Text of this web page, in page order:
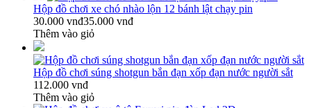
Hộp đồ chơi xe chó nhào lộn 12 bánh lật chạy pin
30.000 vnđ35.000 vnđ
Thêm vào giỏ
Hộp đồ chơi súng shotgun bắn đạn xốp đạn nước người sắt
112.000 vnđ
Thêm vào giỏ